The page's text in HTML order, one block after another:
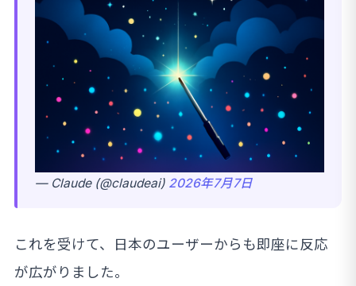
— Claude (@claudeai) 2026年7月7日
これを受けて、日本のユーザーからも即座に反応
が広がりました。